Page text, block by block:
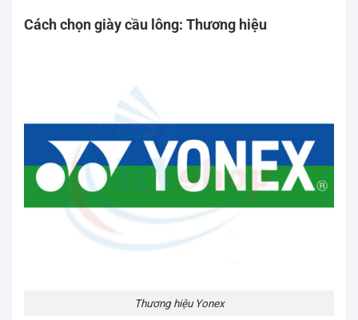
Cách chọn giày cầu lông: Thương hiệu
Thương hiệu Yonex